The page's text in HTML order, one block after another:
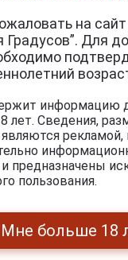
0
на
Градусов”. Для
информацию
лет. Сведения,
рекламой,
и предназначены
пользования.
Мне больше 18